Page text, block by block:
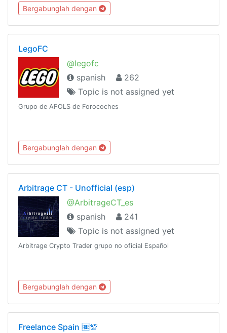
Bergabunglah dengan
LegoFC
@legofc
spanish
262
Topic is not assigned yet
Grupo de AFOLS de Forocoches
Bergabunglah dengan
Arbitrage CT - Unofficial (esp)
@ArbitrageCT_es
spanish
241
Topic is not assigned yet
Arbitrage Crypto Trader grupo no oficial Español
Bergabunglah dengan
Freelance Spain 🆓💯